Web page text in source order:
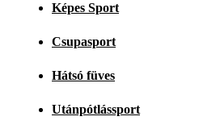
Képes Sport
Csupasport
Hátsó füves
Utánpótlássport